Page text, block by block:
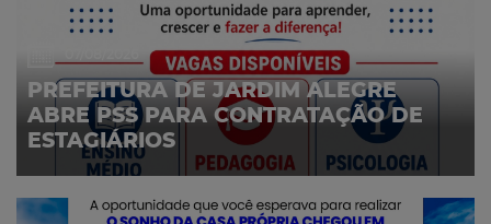
PREFEITURA DE JARDIM ALEGRE
ABRE PSS PARA CONTRATAÇÃO DE
ESTAGIÁRIOS